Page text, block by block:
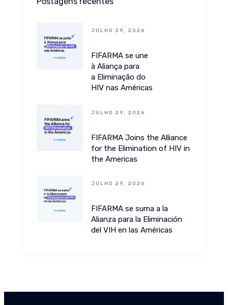
JULHO 29, 2026
FIFARMA se une
à Aliança para
a Eliminação do
HIV nas Américas
JULHO 29, 2026
FIFARMA Joins the Alliance
for the Elimination of HIV in
the Americas
JULHO 29, 2026
FIFARMA se suma a la
Alianza para la Eliminación
del VIH en las Américas